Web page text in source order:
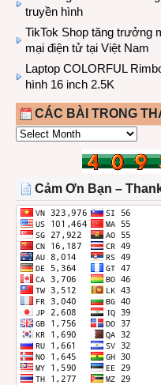
truyền hình
TikTok Shop tăng trưởng
mại điện tử tại Việt Nam
Laptop COLORFUL
hình 16 inch 2.5K
CÁC BÀI TRONG
CÁC
THÁNG
Cảm Ơn Bạn –